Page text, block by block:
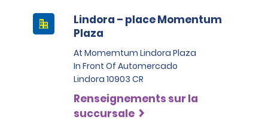
Lindora – place Momentum
Plaza
At Momemtum Lindora Plaza
In Front Of Automercado
Lindora 10903 CR
Renseignements sur la
succursale